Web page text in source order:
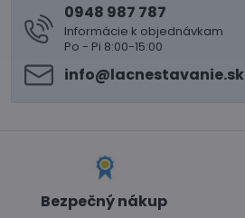
0948 987 787
Informácie k objednávkam
Po - Pi 8:00-15:00
info​@lacnestavanie​.sk
Bezpečný nákup